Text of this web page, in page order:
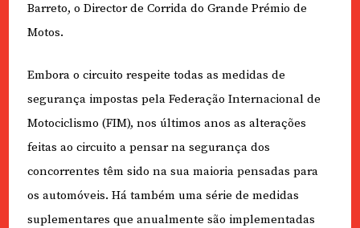
Barreto, o Director de Corrida do Grande Prémio de
Motos.
Embora o circuito respeite todas as medidas de
segurança impostas pela Federação Internacional de
Motociclismo (FIM), nos últimos anos as alterações
feitas ao circuito a pensar na segurança dos
concorrentes têm sido na sua maioria pensadas para
os automóveis. Há também uma série de medidas
suplementares que anualmente são implementadas